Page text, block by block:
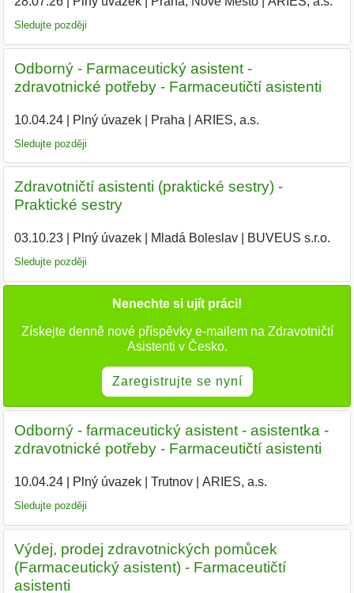
Sledujte později
Odborný - Farmaceutický asistent -
zdravotnické potřeby - Farmaceutičtí asistenti
10.04.24| Plný úvazek| Praha ARIES, a.s.
Sledujte později
Zdravotničtí asistenti (praktické sestry) -
Praktické sestry
03.10.23| Plný úvazek| Mladá Boleslav| BUVEUS s.r.o.
Sledujte později
Nenechte si ujít práci!
Získejte denně nové příspěvky e-mailem na Zdravotničtí
Asistenti v Česko.
Zaregistrujte se nyní
Odborný - farmaceutický asistent - asistentka -
zdravotnické potřeby - Farmaceutičtí asistenti
10.04.24| Plný úvazek| Trutnov| ARIES, a.s.
Sledujte později
Výdej, prodej zdravotnických pomůcek
(Farmaceutický asistent) - Farmaceutičtí
asistenti